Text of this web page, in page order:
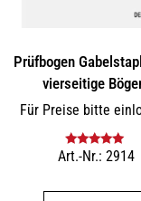
Prüfbogen
vierseitige
Für Preise bitte
Bewertet mit
Art.-Nr.: 2914